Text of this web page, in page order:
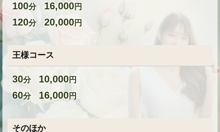
★
100分 16,000円
120分 20,000円
王様コース
30分 10,000円
60分 16,000円
そのほか